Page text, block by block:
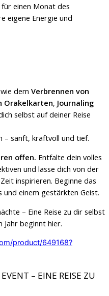
einen Monat des
eigene Energie und
dem Verbrennen von
Orakelkarten, Journaling
selbst auf deiner Reise
– sanft, kraftvoll und tief.
offen. Entfalte dein volles
und lasse dich von der
inspirieren. Beginne das
und einem gestärkten Geist.
– Eine Reise zu dir selbst
Jahr beginnt hier.
product/649168?
– EINE REISE ZU